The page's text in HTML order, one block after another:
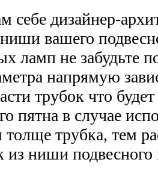
себе дизайнер-
вашего
ламп не забудьте
напрямую
трубок что
пятна в случае
толще трубка, тем
из ниши подвесного